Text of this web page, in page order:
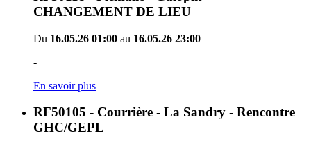
CHANGEMENT DE LIEU
Du 16.05.26 01:00 au 16.05.26 23:00
-
En savoir plus
RF50105 - Courrière - La Sandry - Rencontre
GHC/GEPL